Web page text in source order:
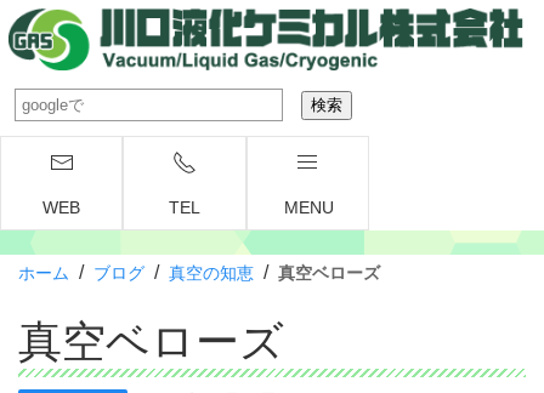
WEB TEL MENU
ホーム / ブログ / 真空の知恵 / 真空ベローズ
真空ベローズ